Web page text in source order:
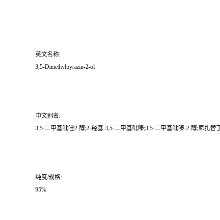
英文名称:
3,5-Dimethylpyrazin-2-ol
中文别名:
3,5-二甲基吡唑2-醇;2-羟基-3,5-二甲基吡嗪;3,5-二甲基吡嗪-2-醇;尼扎替
纯度/规格:
95%